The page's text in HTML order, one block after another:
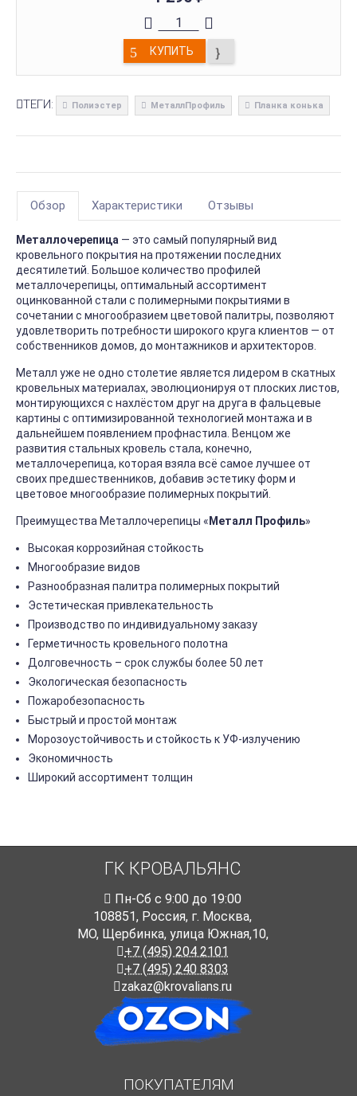
КУПИТЬ
ТЕГИ: Полиэстер МеталлПрофиль Планка конька
Обзор Характеристики Отзывы
Металлочерепица — это самый популярный вид
кровельного покрытия на протяжении последних
десятилетий. Большое количество профилей
металлочерепицы, оптимальный ассортимент
оцинкованной стали с полимерными покрытиями в
сочетании с многообразием цветовой палитры, позволяют
удовлетворить потребности широкого круга клиентов — от
собственников домов, до монтажников и архитекторов.
Металл уже не одно столетие является лидером в скатных
кровельных материалах, эволюционируя от плоских листов,
монтирующихся с нахлёстом друг на друга в фальцевые
картины с оптимизированной технологией монтажа и в
дальнейшем появлением профнастила. Венцом же
развития стальных кровель стала, конечно,
металлочерепица, которая взяла всё самое лучшее от
своих предшественников, добавив эстетику форм и
цветовое многообразие полимерных покрытий.
Преимущества Металлочерепицы « Металл Профиль»
Высокая коррозийная стойкость
Многообразие видов
Разнообразная палитра полимерных покрытий
Эстетическая привлекательность
Производство по индивидуальному заказу
Герметичность кровельного полотна
Долговечность – срок службы более 50 лет
Экологическая безопасность
Пожаробезопасность
Быстрый и простой монтаж
Морозоустойчивость и стойкость к УФ-излучению
Экономичность
Широкий ассортимент толщин
ГК КРОВАЛЬЯНС
Пн-Cб с 9:00 до 19:00
108851, Россия, г. Москва,
МО, Щербинка, улица Южная,10,
+7 (495) 204 2101
+7 (495) 240 8303
zakaz@krovalians.ru
ПОКУПАТЕЛЯМ